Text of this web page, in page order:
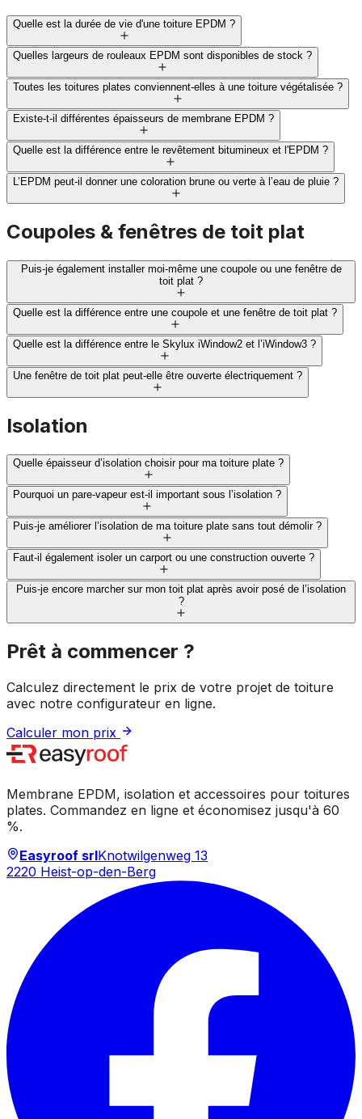
Quelle est la durée de vie d'une toiture EPDM ?
Quelles largeurs de rouleaux EPDM sont disponibles de stock ?
Toutes les toitures plates conviennent-elles à une toiture végétalisée ?
Existe-t-il différentes épaisseurs de membrane EPDM ?
Quelle est la différence entre le revêtement bitumineux et l'EPDM ?
L’EPDM peut-il donner une coloration brune ou verte à l’eau de pluie ?
Coupoles & fenêtres de toit plat
Puis-je également installer moi-même une coupole ou une fenêtre de
toit plat ?
Quelle est la différence entre une coupole et une fenêtre de toit plat ?
Quelle est la différence entre le Skylux iWindow2 et l’iWindow3 ?
Une fenêtre de toit plat peut-elle être ouverte électriquement ?
Isolation
Quelle épaisseur d’isolation choisir pour ma toiture plate ?
Pourquoi un pare-vapeur est-il important sous l’isolation ?
Puis-je améliorer l’isolation de ma toiture plate sans tout démolir ?
Faut-il également isoler un carport ou une construction ouverte ?
Puis-je encore marcher sur mon toit plat après avoir posé de l’isolation
?
Prêt à commencer ?
Calculez directement le prix de votre projet de toiture
avec notre configurateur en ligne.
Calculer mon prix
Membrane EPDM, isolation et accessoires pour toitures
plates. Commandez en ligne et économisez jusqu'à 60
%.
Easyroof srlKnotwilgenweg 13
2220 Heist-op-den-Berg